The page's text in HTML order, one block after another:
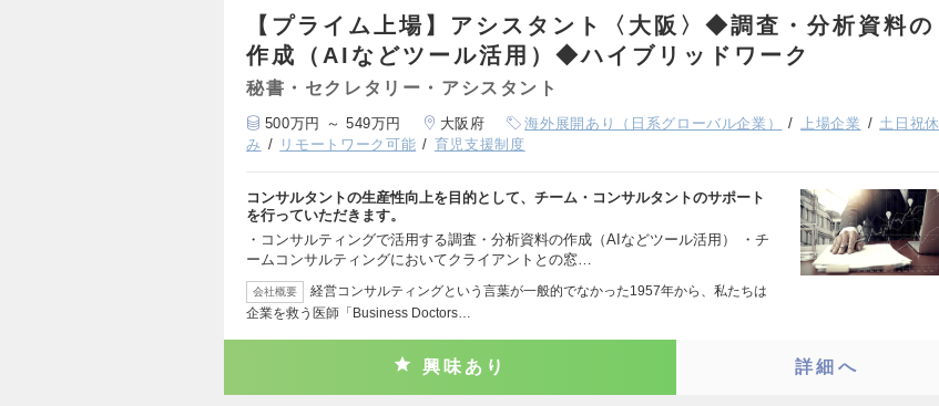
【プライム上場】アシスタント〈大阪〉◆調査・分析資料の
作成（AIなどツール活用）◆ハイブリッドワーク
秘書・セクレタリー・アシスタント
500万円 ～ 549万円 大阪府 海外展開あり（日系グローバル企業） 上場企業
土日祝休
み
リモートワーク可能 育児支援制度
コンサルタントの生産性向上を目的として、チーム・コンサルタントのサポート
を行っていただきます。
・コンサルティングで活用する調査・分析資料の作成（AIなどツール活用） ・チ
ームコンサルティングにおいてクライアントとの窓…
会社概要
経営コンサルティングという言葉が一般的でなかった1957年から、私たちは
企業を救う医師「Business Doctors…
興味あり 詳細へ